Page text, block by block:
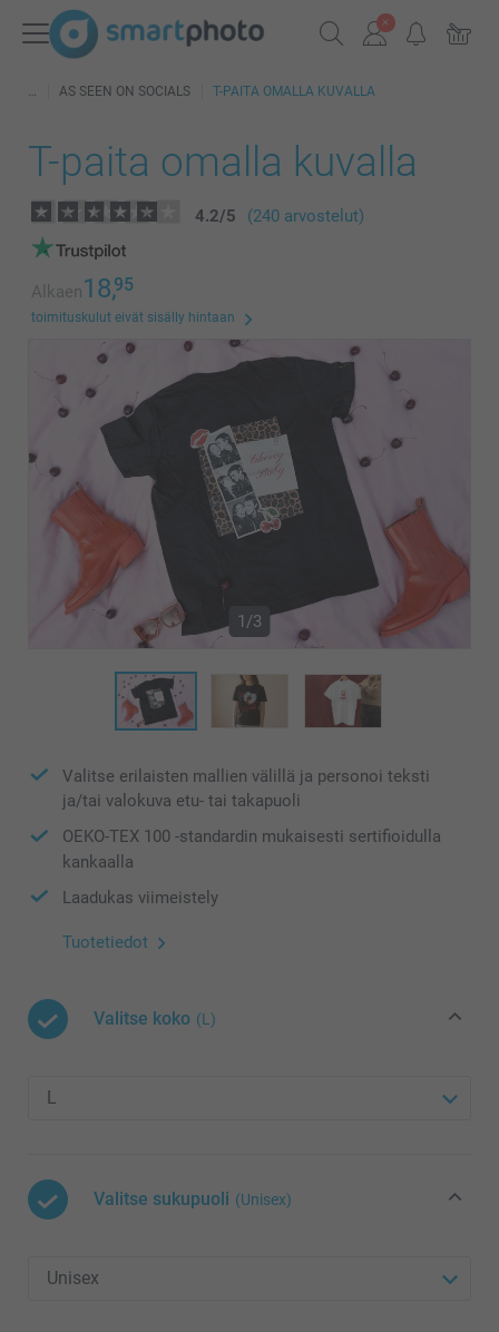
AS SEEN ON SOCIALS T-PAITA OMALLA KUVALLA
T-paita omalla kuvalla
4.2/5 (240 arvostelut)
Alkaen18,95
toimituskulut eivät sisälly hintaan
1/3
Valitse erilaisten mallien välillä ja personoi teksti
ja/tai valokuva etu- tai takapuoli
OEKO-TEX 100 -standardin mukaisesti sertifioidulla
kankaalla
Laadukas viimeistely
Tuotetiedot
Valitse koko (L)
Valitse sukupuoli (Unisex)